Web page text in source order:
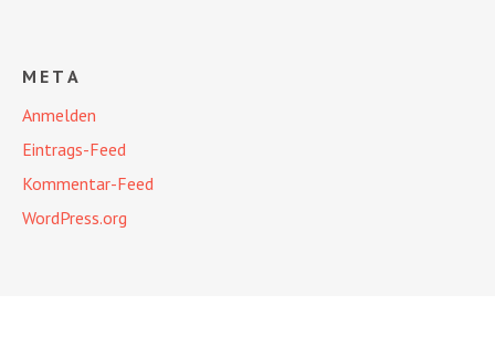
META
Anmelden
Eintrags-Feed
Kommentar-Feed
WordPress.org